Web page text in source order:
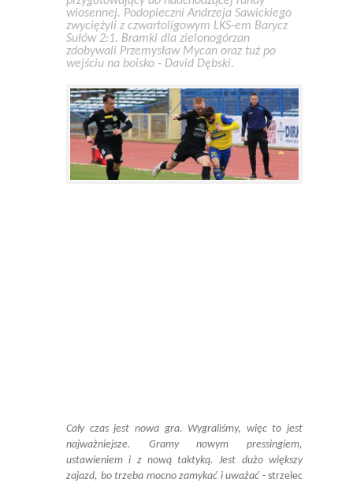
wiosennej. Podopieczni Andrzeja Sawickiego
zwyciężyli z czwartoligowym LKS-em Barycz
Sułów 2:1. Bramki dla zielonogórzan
zdobywali Przemysław Mycan oraz tuż po
wejściu na boisko - David Dębski.
Cały czas jest nowa gra. Wygraliśmy, więc to jest
najważniejsze. Gramy nowym pressingiem,
ustawieniem i z nową taktyką. Jest dużo większy
zajazd, bo trzeba mocno zamykać i uważać - strzelec